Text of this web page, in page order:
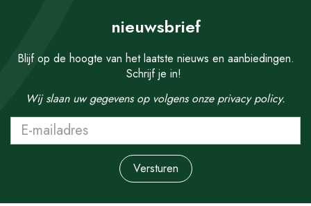
nieuwsbrief
Blijf op de hoogte van het laatste nieuws en aanbiedingen.
Schrijf je in!
Wij slaan uw gegevens op volgens onze privacy policy.